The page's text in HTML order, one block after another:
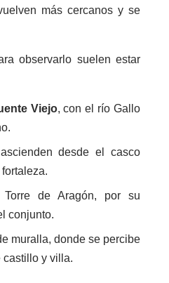
más cercanos y se
observarlo suelen estar
Viejo, con el río Gallo
desde el casco
de Aragón, por su
conjunto.
muralla, donde se percibe
castillo y villa.